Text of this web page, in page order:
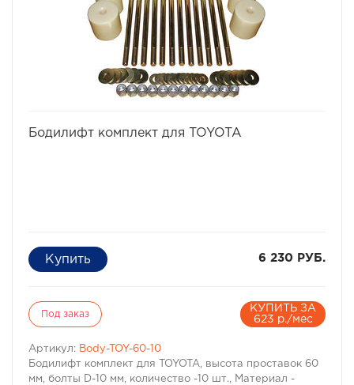
Бодилифт комплект для TOYOTA
6 230 РУБ.
Под заказ
КУПИТЬ ЗА
623 р./мес
Артикул: Body-TOY-60-10
Бодилифт комплект для TOYOTA, высота проставок 60
мм, болты D-10 мм, количество -10 шт., Материал -